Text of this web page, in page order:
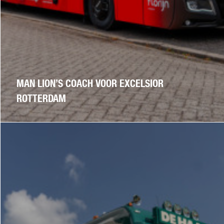
MAN LION’S COACH VOOR EXCELSIOR
ROTTERDAM